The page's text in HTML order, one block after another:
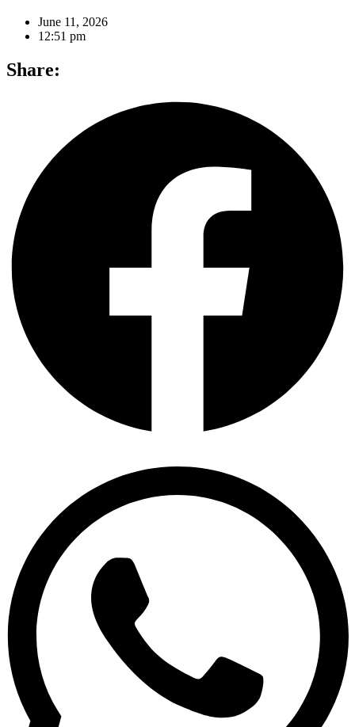
June 11, 2026
12:51 pm
Share: